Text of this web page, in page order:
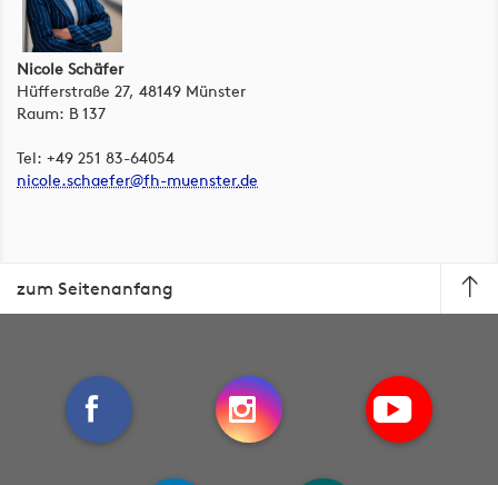
Nicole Schäfer
Hüfferstraße 27, 48149 Münster
Raum: B 137
Tel: +49 251 83-64054
nicole.schaefer
fh-muensterde
zum Seitenanfang